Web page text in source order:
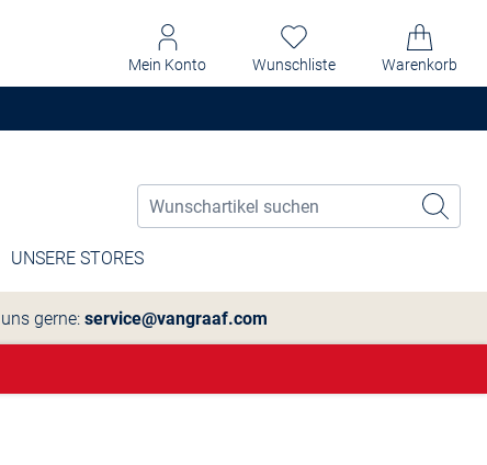
Mein Konto Wunschliste Warenkorb
UNSERE STORES
gerne: service@vangraaf.com